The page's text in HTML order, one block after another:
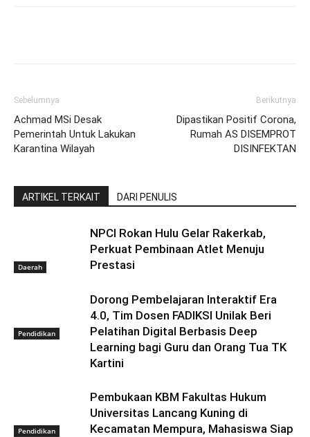
Sebelumnya
Achmad MSi Desak
Pemerintah Untuk Lakukan
Karantina Wilayah
Berikutnya
Dipastikan Positif Corona,
Rumah AS DISEMPROT
DISINFEKTAN
ARTIKEL TERKAIT DARI PENULIS
Daerah
NPCI Rokan Hulu Gelar Rakerkab,
Perkuat Pembinaan Atlet Menuju
Prestasi
Pendidikan
Dorong Pembelajaran Interaktif Era
4.0, Tim Dosen FADIKSI Unilak Beri
Pelatihan Digital Berbasis Deep
Learning bagi Guru dan Orang Tua TK
Kartini
Pendidikan
Pembukaan KBM Fakultas Hukum
Universitas Lancang Kuning di
Kecamatan Mempura, Mahasiswa Siap